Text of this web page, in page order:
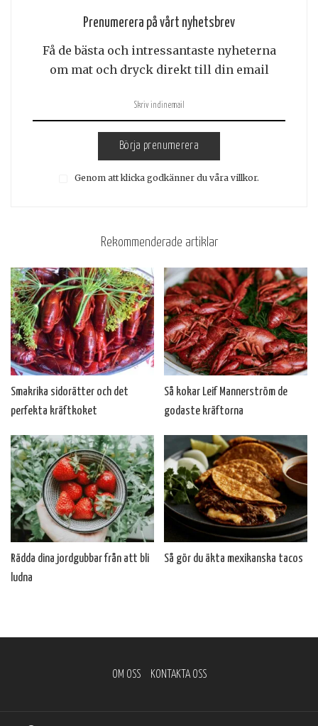
Prenumerera på vårt nyhetsbrev
Få de bästa och intressantaste nyheterna
om mat och dryck direkt till din email
Börja prenumerera
Genom att klicka godkänner du våra villkor.
Rekommenderade artiklar
Smakrika sidorätter och det
perfekta kräftkoket
Så kokar Leif Mannerström de
godaste kräftorna
Rädda dina jordgubbar från att bli
ludna
Så gör du äkta mexikanska tacos
OM OSS KONTAKTA OSS